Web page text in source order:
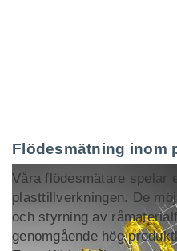
Flödesmätning inom
Våra flödesmätare spelar
plasttillverkningen. De
och styrning av
genomgående hög